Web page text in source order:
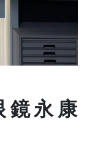
鏡永康